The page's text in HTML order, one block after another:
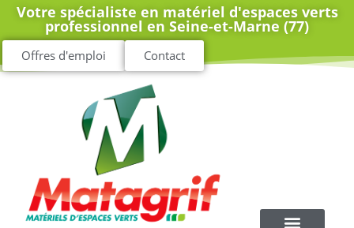
Votre spécialiste en matériel d'espaces verts
professionnel en Seine-et-Marne (77)
Offres d'emploi Contact